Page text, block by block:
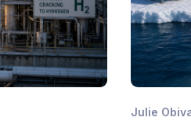
Julie